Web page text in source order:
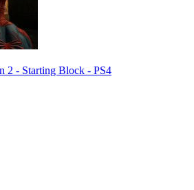
2 - Starting Block - PS4